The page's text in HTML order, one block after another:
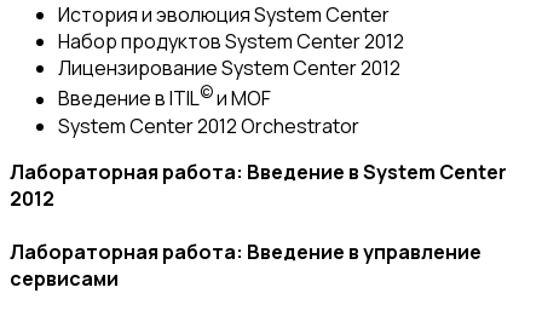
История и эволюция System Center
Набор продуктов System Center 2012
Лицензирование System Center 2012
Введение в ITIL©и MOF
System Center 2012 Orchestrator
Лабораторная работа: Введение в System Center
2012
Лабораторная работа: Введение в управление
сервисами